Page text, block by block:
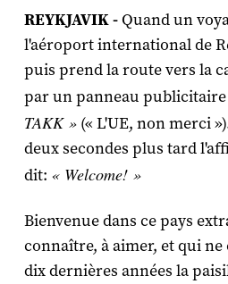
REYKJAVIK -Quand un
l'aéroport international de
puis prend la route vers la
par un panneau
TAKK »(« L'UE, non merci
deux secondes plus tard
dit: « Welcome! »
Bienvenue dans ce pays
connaître, à aimer, et qui ne
dix dernières années la